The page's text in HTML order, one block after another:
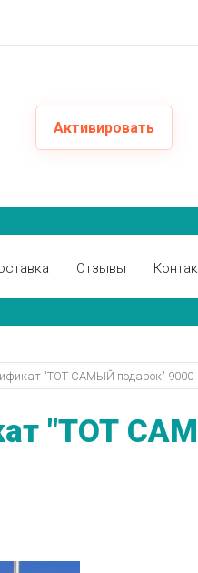
Активировать
Отзывы
"ТОТ САМЫЙ подарок" 9000
"ТОТ